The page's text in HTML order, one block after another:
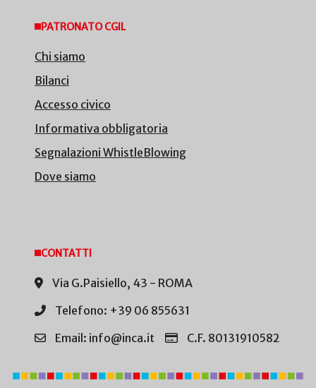
PATRONATO CGIL
Chi siamo
Bilanci
Accesso civico
Informativa obbligatoria
Segnalazioni WhistleBlowing
Dove siamo
CONTATTI
Via G.Paisiello, 43 - ROMA
Telefono: +39 06 855631
Email: info@inca.it
C.F. 80131910582